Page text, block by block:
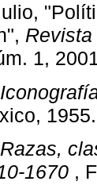
1,
Razas,
1670 ,